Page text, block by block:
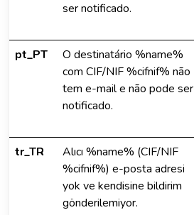
ser notificado.
pt_PT
O destinatário %name%
com CIF/NIF %cifnif% não
tem e-mail e não pode ser
notificado.
tr_TR
Alıcı %name% (CIF/NIF
%cifnif%) e-posta adresi
yok ve kendisine bildirim
gönderilemiyor.